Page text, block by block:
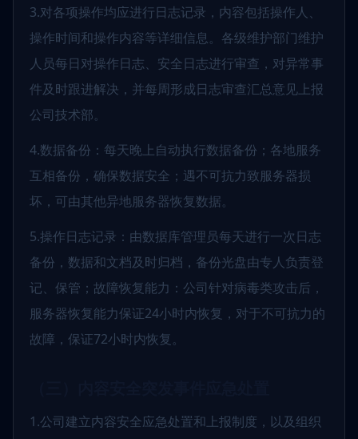
3.对各项操作均应进行日志记录，内容包括操作人、
操作时间和操作内容等详细信息。各级维护部门维护
人员每日对操作日志、安全日志进行审查，对异常事
件及时跟进解决，并每周形成日志审查汇总意见上报
公司技术部。
4.数据备份：每天晚上自动执行数据备份；各地服务
互相备份，确保数据安全；遇不可抗力致服务器损
坏，可由其他异地服务器恢复数据。
5.操作日志记录：由数据库管理员每天进行一次日志
备份，数据和文档及时归档，备份光盘由专人负责登
记、保管；故障恢复能力：公司针对病毒类攻击后，
服务器恢复能力保证24小时内恢复，对于不可抗力的
故障，保证72小时内恢复。
1.公司建立内容安全应急处置和上报制度，以及组织